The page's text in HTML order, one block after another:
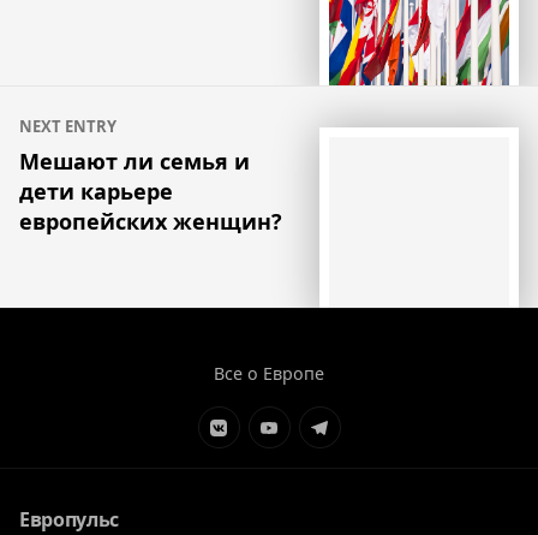
NEXT ENTRY
Мешают ли семья и
дети карьере
европейских женщин?
Все о Европе
ЭлементЭлементЭлемент
Европульс